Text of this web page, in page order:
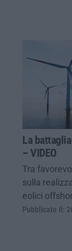
La
– VIDEO
Tra
sulla
eolici
Pubblicato il: